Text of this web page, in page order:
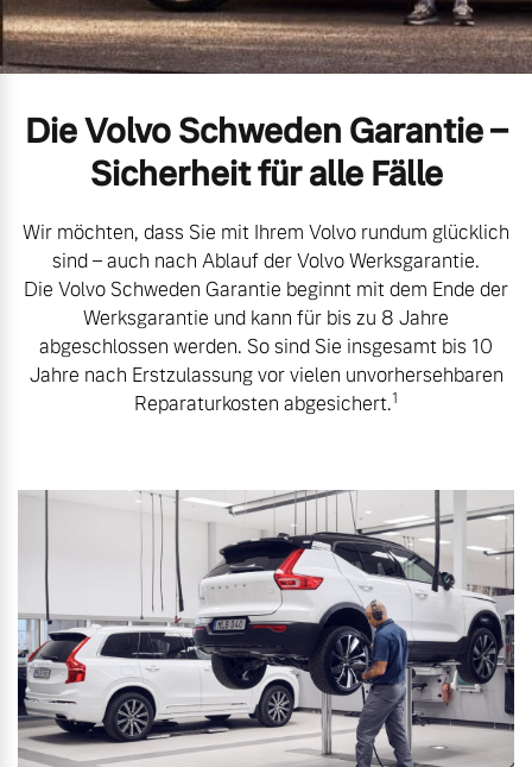
Mild-Hybrid
Geschäftskunden
Editionsmodelle
Konnektivität
Angebot anfragen
Fahrzeug konfigurieren
Sofort verfügbare Fahrzeuge
Volvo Gebrauchtwagenbörse
Aktuelle Zubehörangebote
Zubehörkatalog
Service by Volvo
Volvo Winter- und
Sommer Kompletträder.
Bitte sprechen Sie uns
direkt an.
Mehr erfahren
Frühjahrscheck
Kontakt und Anfahrt
Die Volvo Schweden Garantie –
Sicherheit für alle Fälle
Wir möchten, dass Sie mit Ihrem Volvo rundum glücklich
sind – auch nach Ablauf der Volvo Werksgarantie.
Die Volvo Schweden Garantie beginnt mit dem Ende der
Werksgarantie und kann für bis zu 8 Jahre
abgeschlossen werden. So sind Sie insgesamt bis 10
Jahre nach Erstzulassung vor vielen unvorhersehbaren
Reparaturkosten abgesichert.1